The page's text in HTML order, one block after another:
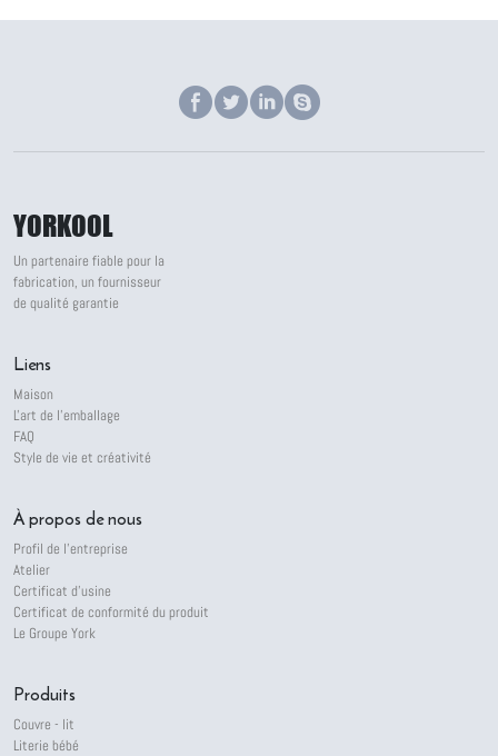
YORKOOL
Un partenaire fiable pour la
fabrication, un fournisseur
de qualité garantie
Liens
Maison
L'art de l'emballage
FAQ
Style de vie et créativité
À propos de nous
Profil de l'entreprise
Atelier
Certificat d'usine
Certificat de conformité du produit
Le Groupe York
Produits
Couvre - lit
Literie bébé